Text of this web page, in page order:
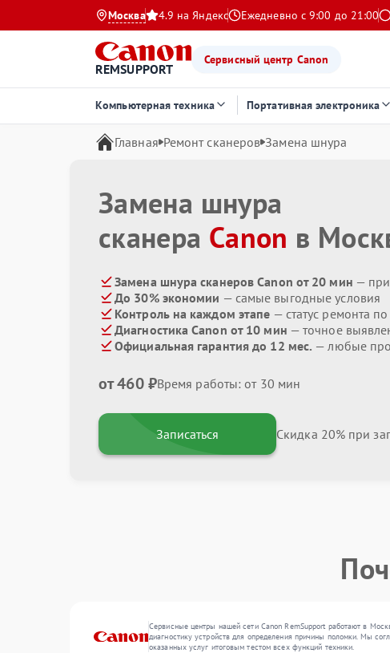
Москва 4.9 на Яндекс Ежедневно с 9:00 до 21:00
REMSUPPORT
Сервисный центр Canon
Компьютерная техника Портативная электроника
Главная Ремонт сканеров Замена шнура
Замена шнура
сканера Canon в
Замена шнура сканеров Canon от 20 мин —
До 30% экономии — самые выгодные условия
Контроль на каждом этапе — статус ремонта
Диагностика Canon от 10 мин — точное
Официальная гарантия до 12 мес. — любые
от 460 ₽Время работы: от 30 мин
Записаться Скидка 20% при
Сервисные центры нашей сети Canon RemSupport работают в
диагностику устройств для определения причины поломки. Мы
оказанных услуг итоговым тестом всех функций техники.